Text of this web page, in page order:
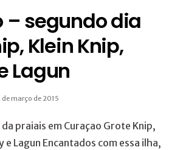
– segundo dia
Klein Knip,
Lagun
de março de 2015
da praiais em Curaçao Grote Knip,
e Lagun Encantados com essa ilha,